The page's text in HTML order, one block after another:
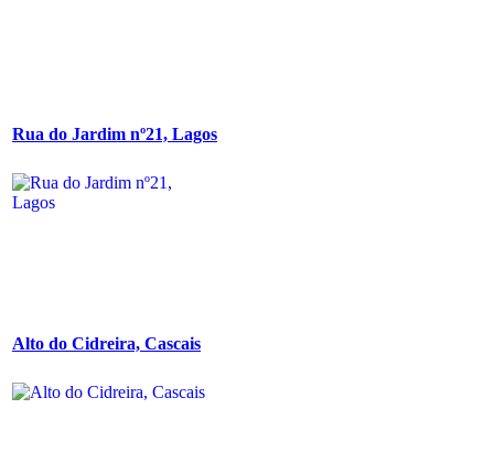
Rua do Jardim nº21, Lagos
Alto do Cidreira, Cascais